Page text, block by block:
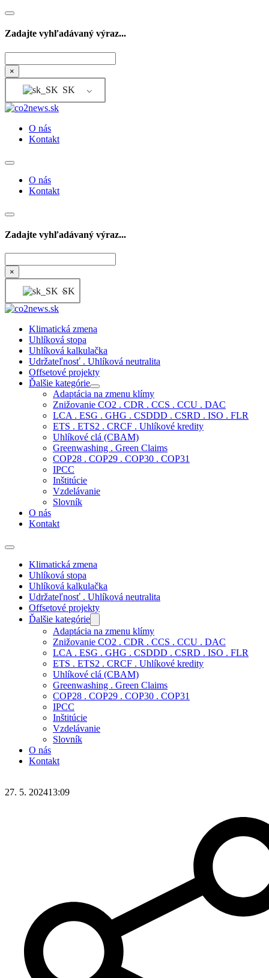
Zadajte vyhľadávaný výraz...
×
SK
O nás
Kontakt
O nás
Kontakt
Zadajte vyhľadávaný výraz...
×
SK
Klimatická zmena
Uhlíková stopa
Uhlíková kalkulačka
Udržateľnosť . Uhlíková neutralita
Offsetové projekty
Ďalšie kategórie
Adaptácia na zmenu klímy
Znižovanie CO2 . CDR . CCS . CCU . DAC
LCA . ESG . GHG . CSDDD . CSRD . ISO . FLR
ETS . ETS2 . CRCF . Uhlíkové kredity
Uhlíkové clá (CBAM)
Greenwashing . Green Claims
COP28 . COP29 . COP30 . COP31
IPCC
Inštitúcie
Vzdelávanie
Slovník
O nás
Kontakt
Klimatická zmena
Uhlíková stopa
Uhlíková kalkulačka
Udržateľnosť . Uhlíková neutralita
Offsetové projekty
Ďalšie kategórie
Adaptácia na zmenu klímy
Znižovanie CO2 . CDR . CCS . CCU . DAC
LCA . ESG . GHG . CSDDD . CSRD . ISO . FLR
ETS . ETS2 . CRCF . Uhlíkové kredity
Uhlíkové clá (CBAM)
Greenwashing . Green Claims
COP28 . COP29 . COP30 . COP31
IPCC
Inštitúcie
Vzdelávanie
Slovník
O nás
Kontakt
27. 5. 202413:09